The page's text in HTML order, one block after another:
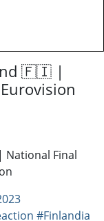
🇫🇮 |
National Final
#Finlandia